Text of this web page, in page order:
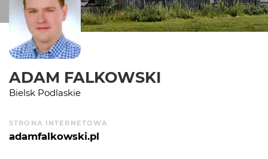
ADAM FALKOWSKI
Bielsk Podlaskie
STRONA INTERNETOWA
adamfalkowski.pl